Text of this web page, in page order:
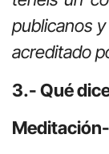
publicanos
acreditado
3.- Qué